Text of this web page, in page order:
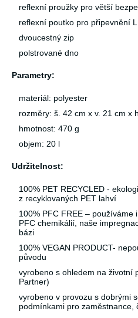
reflexní proužky pro větší
reflexní poutko pro připevnění
dvoucestný zip
polstrované dno
Parametry:
materiál: polyester
rozměry: š. 42 cm x v. 21 cm x
hmotnost: 470 g
objem: 20 l
Udržitelnost:
100% PET RECYCLED -
z recyklovaných PET lahví
100% PFC FREE – používáme
PFC chemikálií, naše
bázi
100% VEGAN PRODUCT-
původu
vyrobeno s ohledem na životní
Partner)
vyrobeno v provozu s dobrými
podmínkami pro zaměstnance,